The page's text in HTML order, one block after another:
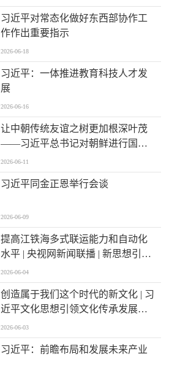
习近平对常态化做好东西部协作工
作作出重要指示
2026-06-18
习近平：一体推进教育科技人才发
展
2026-06-16
让中朝传统友谊之树更加根深叶茂
——习近平总书记对朝鲜进行国事
访问纪实
2026-06-11
习近平同金正恩举行会谈
2026-06-09
提高江铁海多式联运能力和自动化
水平 | 央视网新闻联播 | 新思想引领
新征程 | 西部陆海新通道跑出高水平
对外开放“加速度”
2026-06-04
创造属于我们这个时代的新文化 | 习
近平文化思想引领文化传承发展开
创新局面
2026-06-03
习近平：前瞻布局和发展未来产业